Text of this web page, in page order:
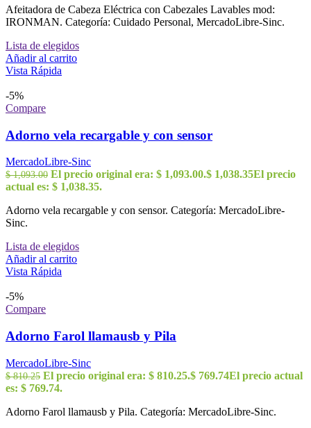
Afeitadora de Cabeza Eléctrica con Cabezales Lavables mod:
IRONMAN. Categoría: Cuidado Personal, MercadoLibre-Sinc.
Lista de elegidos
Añadir al carrito
Vista Rápida
-5%
Compare
Adorno vela recargable y con sensor
MercadoLibre-Sinc
$1,093.00 El precio original era: $ 1,093.00.$ 1,038.35El precio
actual es: $ 1,038.35.
Adorno vela recargable y con sensor. Categoría: MercadoLibre-
Sinc.
Lista de elegidos
Añadir al carrito
Vista Rápida
-5%
Compare
Adorno Farol llamausb y Pila
MercadoLibre-Sinc
$810.25 El precio original era: $ 810.25.$ 769.74El precio actual
es: $ 769.74.
Adorno Farol llamausb y Pila. Categoría: MercadoLibre-Sinc.